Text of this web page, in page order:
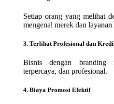
Setiap orang yang melihat
mengenal merek dan layanan
3. Terlihat Profesional dan
Bisnis dengan branding
terpercaya, dan profesional.
4. Biaya Promosi Efektif